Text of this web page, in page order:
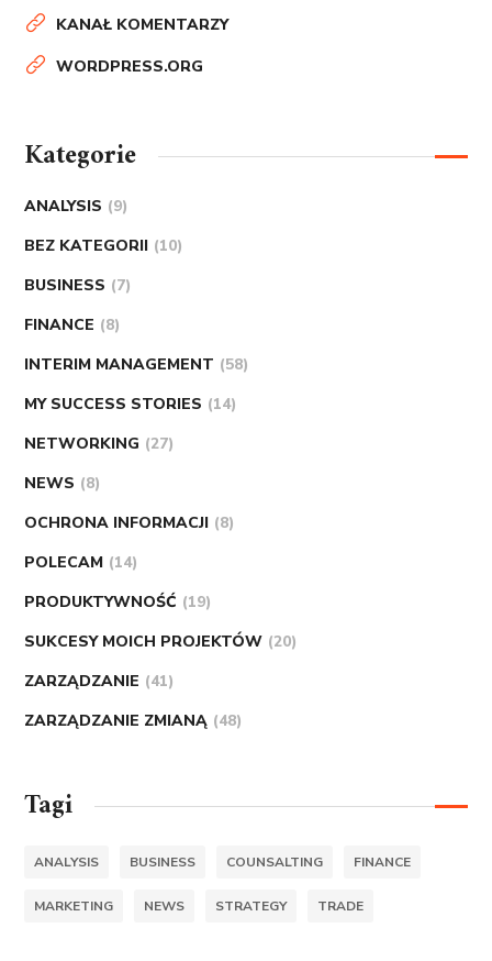
KANAŁ KOMENTARZY
WORDPRESS.ORG
Kategorie
ANALYSIS (9)
BEZ KATEGORII (10)
BUSINESS (7)
FINANCE (8)
INTERIM MANAGEMENT (58)
MY SUCCESS STORIES (14)
NETWORKING (27)
NEWS (8)
OCHRONA INFORMACJI (8)
POLECAM (14)
PRODUKTYWNOŚĆ (19)
SUKCESY MOICH PROJEKTÓW (20)
ZARZĄDZANIE (41)
ZARZĄDZANIE ZMIANĄ (48)
Tagi
ANALYSIS BUSINESS COUNSALTING FINANCE
MARKETING NEWS STRATEGY TRADE